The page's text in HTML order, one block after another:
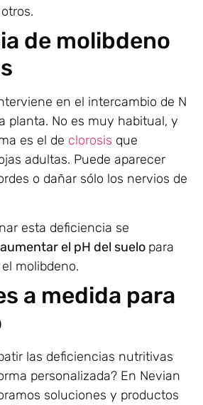
de molibdeno
en el intercambio de N
planta. No es muy habitual, y
es el de clorosis que
adultas. Puede aparecer
o dañar sólo los nervios de
esta deficiencia se
aumentar el pH del suelo para
molibdeno.
a medida para
las deficiencias nutritivas
personalizada? En Nevian
soluciones y productos